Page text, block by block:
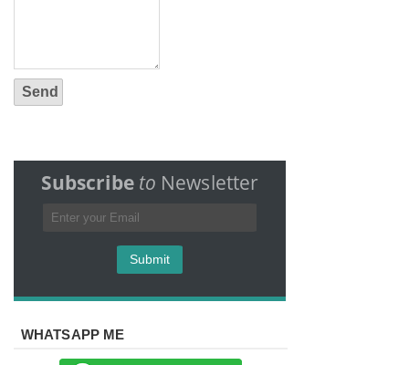
Subscribe to Newsletter
WHATSAPP ME